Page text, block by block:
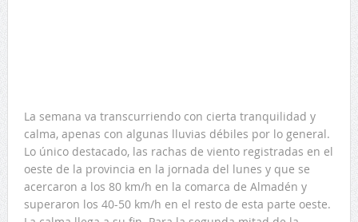
La semana va transcurriendo con cierta tranquilidad y
calma, apenas con algunas lluvias débiles por lo general.
Lo único destacado, las rachas de viento registradas en el
oeste de la provincia en la jornada del lunes y que se
acercaron a los 80 km/h en la comarca de Almadén y
superaron los 40-50 km/h en el resto de esta parte oeste.